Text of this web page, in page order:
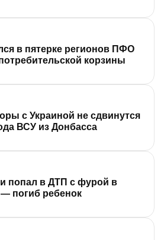
в пятерке регионов ПФО
корзины
с Украиной не сдвинутся
ВСУ из Донбасса
попал в ДТП с фурой в
погиб ребенок